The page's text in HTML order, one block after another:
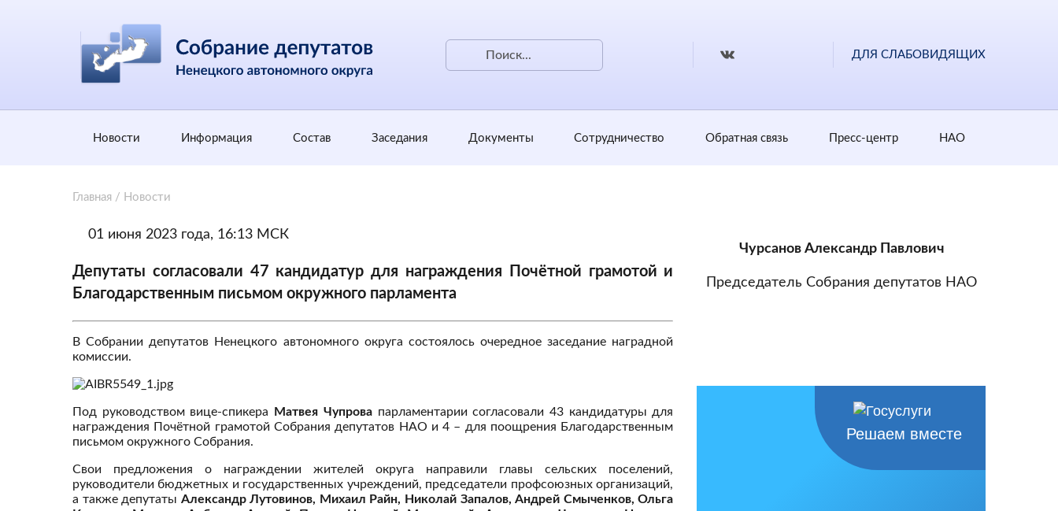
ДЛЯ СЛАБОВИДЯЩИХ
Новости Информация Состав Заседания Документы Сотрудничество Обратная cвязь Пресс-центр НАО
Главная / Новости
01 июня 2023 года, 16:13 МСК
Депутаты согласовали 47 кандидатур для награждения Почётной грамотой и
Благодарственным письмом окружного парламента
В Собрании депутатов Ненецкого автономного округа состоялось очередное заседание наградной
комиссии.
Под руководством вице-спикера Матвея Чупровапарламентарии согласовали 43 кандидатуры для
награждения Почётной грамотой Собрания депутатов НАО и 4 – для поощрения Благодарственным
письмом окружного Собрания.
Свои предложения о награждении жителей округа направили главы сельских поселений,
руководители бюджетных и государственных учреждений, председатели профсоюзных организаций,
а также депутаты Александр Лутовинов, Михаил Райн, Николай Запалов, Андрей Смыченков, Ольга
Чурсанов Александр Павлович
Председатель Собрания депутатов НАО
Решаем вместе